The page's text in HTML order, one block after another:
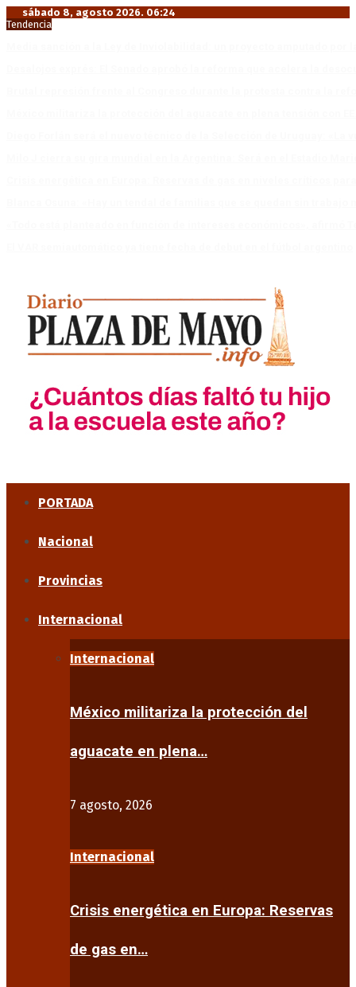
sábado 8, agosto 2026. 06:24
Tendencia
PORTADA
Nacional
Provincias
Internacional
Internacional
México militariza la protección del
aguacate en plena…
7 agosto, 2026
Internacional
Crisis energética en Europa: Reservas
de gas en…